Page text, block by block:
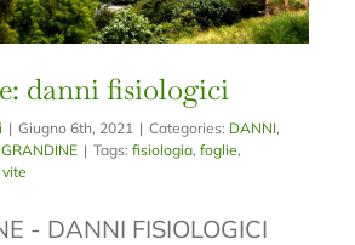
danni fisiologici
| Giugno 6th, 2021 | Categories: DANNI,
GRANDINE | Tags:fisiologia,foglie,
vite
- DANNI FISIOLOGICI